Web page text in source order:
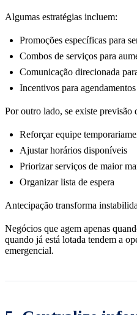
Algumas estratégias incluem:
Promoções específicas para
Combos de serviços para
Comunicação direcionada
Incentivos para
Por outro lado, se existe previsão
Reforçar equipe
Ajustar horários disponíveis
Priorizar serviços de maior
Organizar lista de espera
Antecipação transforma
Negócios que agem apenas
quando já está lotada tendem a
emergencial.